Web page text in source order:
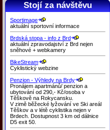
Stojí za návštěvu
Sportimage
aktuální sportovní informace
Brdská stopa - info z Brd
aktuální zpravodajství z Brd nejen
sněhové + webkamery
BikeStream
Cyklistický webzine
Penzion - Výhledy na Brdy
Pronájem apartmánů/ penzion a
ubytování od 290,- Kč/osoba v
Těškově na Rokycansku.
V zimě běžecké lyžování ve Ski areál
Těškov a v létě cyklistika nejen v
Brdech. Dostupnost 3 km od dálnice
D5 exit 50.